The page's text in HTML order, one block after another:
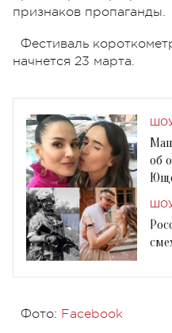
признаков пропаганды.
Фестиваль
начнется 23 марта.
об
Фото: Facebook